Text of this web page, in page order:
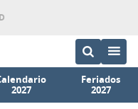
2027
Feriados
2027